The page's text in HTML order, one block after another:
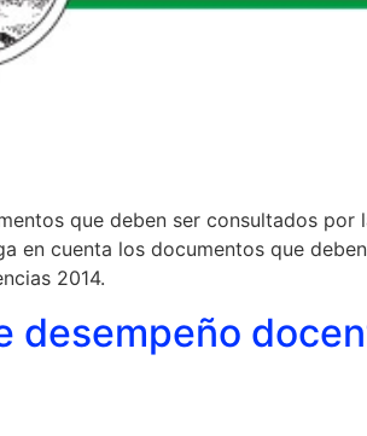
que deben ser consultados
en cuenta los documentos que
2014.
desempeño